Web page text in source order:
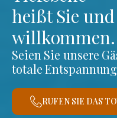
heißt Sie
willkommen.
Seien Sie unsere
totale
RUFEN SIE DAS